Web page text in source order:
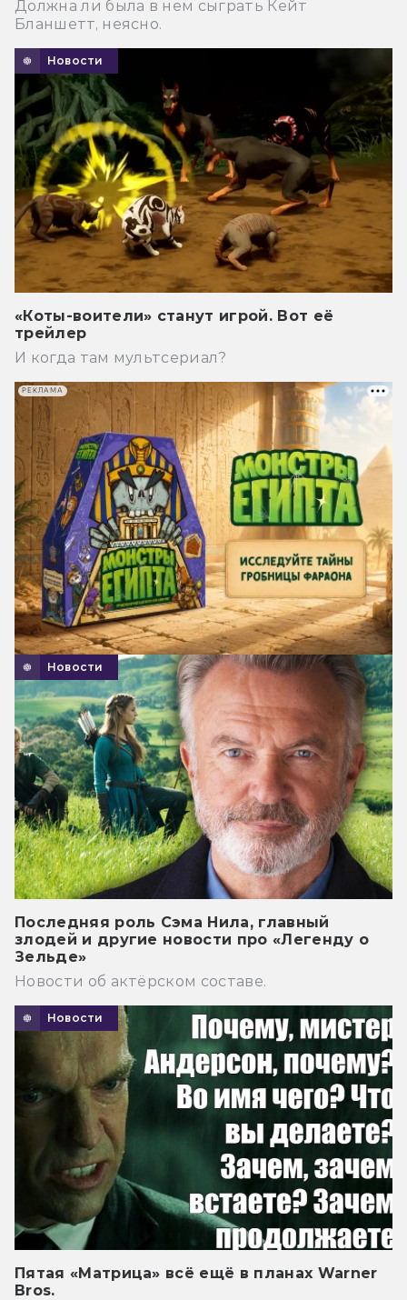
Должна ли была в нем сыграть Кейт
Бланшетт, неясно.
Новости
«Коты-воители» станут игрой. Вот её
трейлер
И когда там мультсериал?
Новости
Последняя роль Сэма Нила, главный
злодей и другие новости про «Легенду о
Зельде»
Новости об актёрском составе.
Новости
Пятая «Матрица» всё ещё в планах Warner
Bros.
РЕКЛАМА